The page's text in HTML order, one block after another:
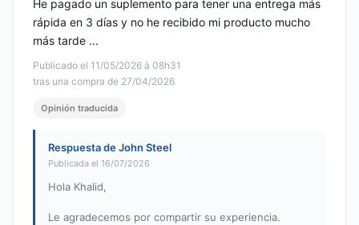
Publicado el 11/05/2026 à 08h31
tras una compra de 27/04/2026
He pagado un suplemento para tener una entrega más
rápida en 3 días y no he recibido mi producto mucho
más tarde ...
Opinión traducida
Respuesta de John Steel
Publicada el 16/07/2026
Hola Khalid,
Le agradecemos por compartir su experiencia.